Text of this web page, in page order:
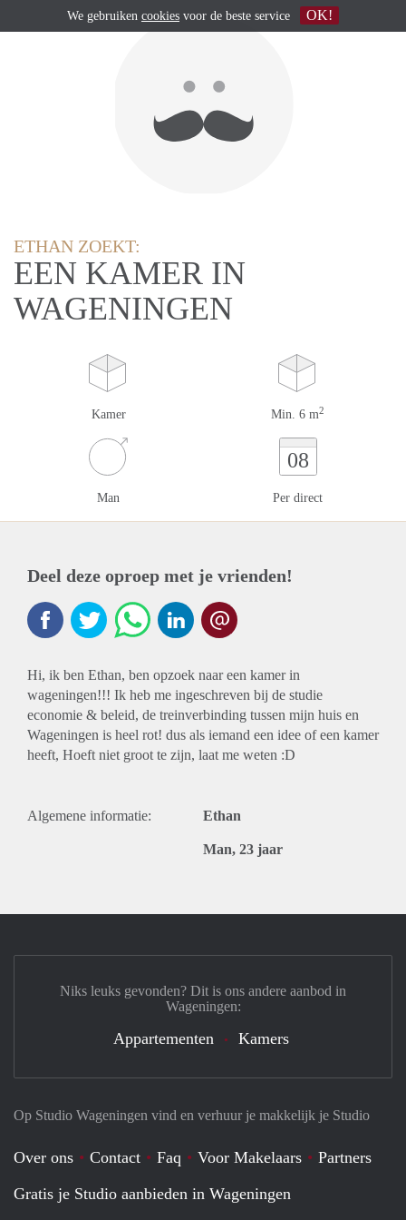
ETHAN ZOEKT:
EEN KAMER IN
WAGENINGEN
Kamer Min. 6 m2
Man
08
Per direct
Deel deze oproep met je vrienden!
Hi, ik ben Ethan, ben opzoek naar een kamer in
wageningen!!! Ik heb me ingeschreven bij de studie
economie & beleid, de treinverbinding tussen mijn huis en
Wageningen is heel rot! dus als iemand een idee of een kamer
heeft, Hoeft niet groot te zijn, laat me weten :D
Algemene informatie: Ethan
Man, 23 jaar
Op Studio Wageningen vind en verhuur je makkelijk je Studio
Over ons Contact Faq Voor Makelaars
Partners
Gratis je Studio aanbieden in Wageningen
Niks leuks gevonden? Dit is ons andere aanbod in
Wageningen:
Appartementen Kamers
We gebruiken cookies voor de beste service OK!